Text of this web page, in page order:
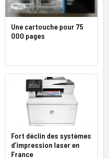
Une cartouche pour 75
000 pages
Fort déclin des systèmes
d’impression laser en
France